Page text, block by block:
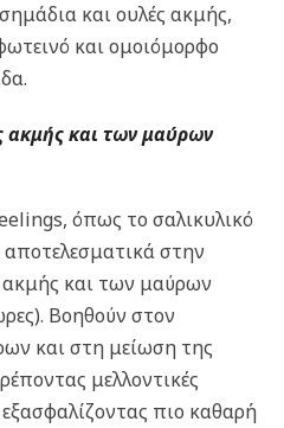
και ουλές ακμής,
και ομοιόμορφο
ακμής και των μαύρων
όπως το σαλικυλικό
αποτελεσματικά στην
και των μαύρων
Βοηθούν στον
και στη μείωση της
μελλοντικές
πιο καθαρή